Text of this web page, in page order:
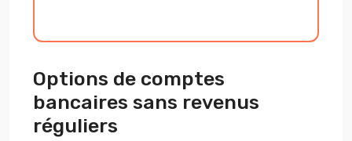
Options de comptes
bancaires sans revenus
réguliers